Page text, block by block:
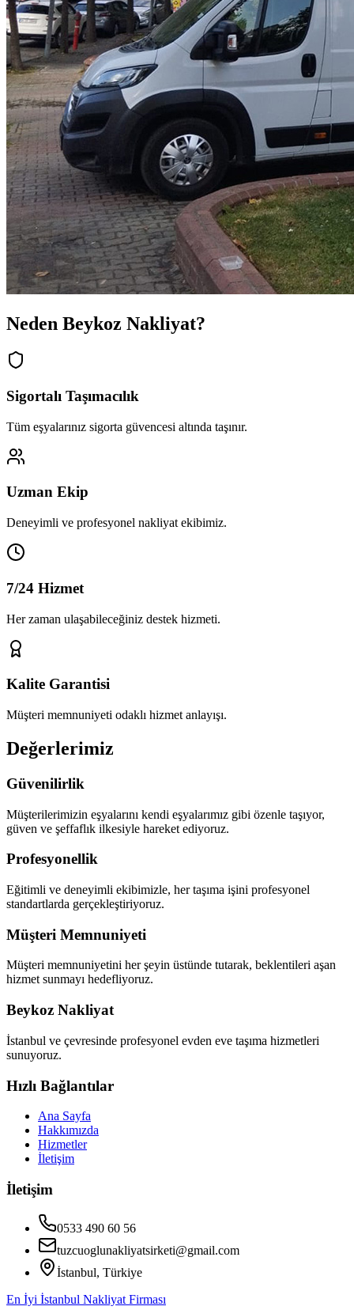
Neden Beykoz Nakliyat?
Sigortalı Taşımacılık
Tüm eşyalarınız sigorta güvencesi altında taşınır.
Uzman Ekip
Deneyimli ve profesyonel nakliyat ekibimiz.
7/24 Hizmet
Her zaman ulaşabileceğiniz destek hizmeti.
Kalite Garantisi
Müşteri memnuniyeti odaklı hizmet anlayışı.
Değerlerimiz
Güvenilirlik
Müşterilerimizin eşyalarını kendi eşyalarımız gibi özenle taşıyor,
güven ve şeffaflık ilkesiyle hareket ediyoruz.
Profesyonellik
Eğitimli ve deneyimli ekibimizle, her taşıma işini profesyonel
standartlarda gerçekleştiriyoruz.
Müşteri Memnuniyeti
Müşteri memnuniyetini her şeyin üstünde tutarak, beklentileri aşan
hizmet sunmayı hedefliyoruz.
Beykoz Nakliyat
İstanbul ve çevresinde profesyonel evden eve taşıma hizmetleri
sunuyoruz.
Hızlı Bağlantılar
Ana Sayfa
Hakkımızda
Hizmetler
İletişim
İletişim
0533 490 60 56
tuzcuoglunakliyatsirketi@gmail.com
İstanbul, Türkiye
En İyi İstanbul Nakliyat Firması